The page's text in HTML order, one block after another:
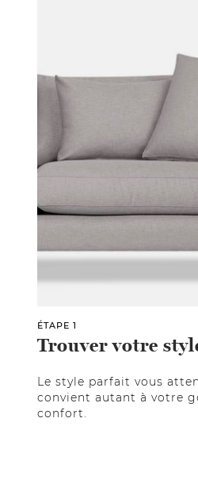
ÉTAPE 1
Trouver votre
Le style parfait vous
convient autant à votre
confort.